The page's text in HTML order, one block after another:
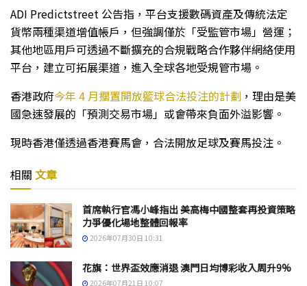
ADI Predictstreet 公告指，平台支援數碼資產及傳統法定
貨幣兩種渠道增值帳戶，但強調僅於「受監管市場」營運；
其他地區用戶可透過不斷擴充的合規戰略合作夥伴網絡使用
平台，建立可拓展渠道，進入全球各地受規管市場。
香港政府今年 4 月擱置開放籃球合法投注的計劃 ，理由是美
國急速發展的「預測交易市場」或會帶來負面外溢影響。
現時香港僅透過香港賽馬會，合法開放足球及賽馬投注。
相關 文章
首席執行官馮小峰指出 美高梅中國整套再投資策略
力爭優化場地整體回報率
2026年07月30日 10:31
花旗：世界盃效應消退 澳門日均博彩收入周升9%
2026年07月21日 10:07